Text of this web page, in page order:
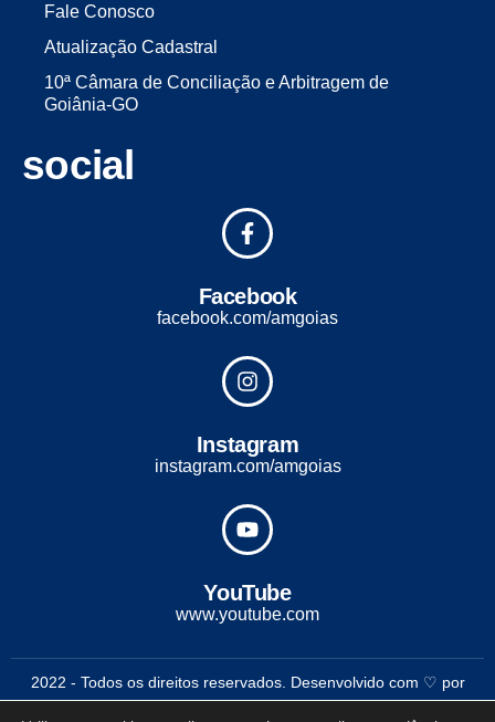
Fale Conosco
Atualização Cadastral
10ª Câmara de Conciliação e Arbitragem de
Goiânia-GO
social
Facebook
facebook.com/amgoias
Instagram
instagram.com/amgoias
YouTube
www.youtube.com
2022 - Todos os direitos reservados. Desenvolvido com ♡ por
Conexão Soluções Corporativas